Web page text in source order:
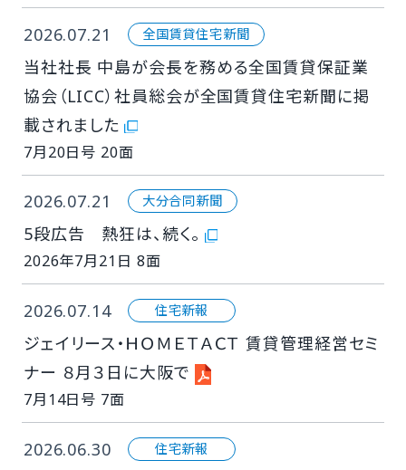
2026.07.21 全国賃貸住宅新聞
当社社⾧ 中島が会⾧を務める全国賃貸保証業
協会（LICC）社員総会が全国賃貸住宅新聞に掲
載されました
7月20日号 20面
2026.07.21 大分合同新聞
5段広告 熱狂は、続く。
2026年7月21日 8面
2026.07.14 住宅新報
ジェイリース・ＨＯＭＥＴＡＣＴ 賃貸管理経営セミ
ナー ８月３日に大阪で
7月14日号 7面
2026.06.30 住宅新報